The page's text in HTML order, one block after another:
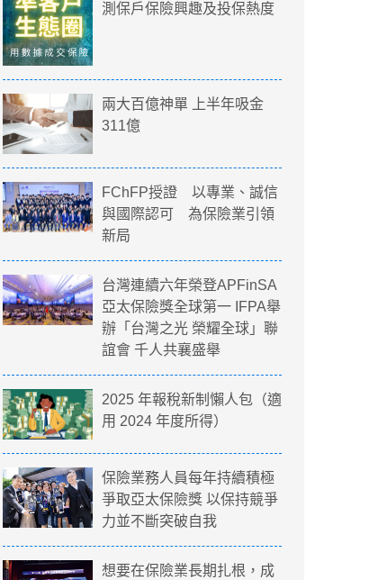
測保戶保險興趣及投保熱度
兩大百億神單 上半年吸金
311億
FChFP授證 以專業、誠信
與國際認可 為保險業引領
新局
台灣連續六年榮登APFinSA
亞太保險獎全球第一 IFPA舉
辦「台灣之光 榮耀全球」聯
誼會 千人共襄盛舉
2025 年報稅新制懶人包（適
用 2024 年度所得）
保險業務人員每年持續積極
爭取亞太保險獎 以保持競爭
力並不斷突破自我
想要在保險業長期扎根，成